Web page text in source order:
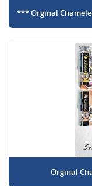
*** Orginal
Orginal